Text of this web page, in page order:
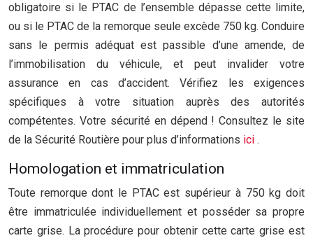
obligatoire si le PTAC de l’ensemble dépasse cette limite,
ou si le PTAC de la remorque seule excède 750 kg. Conduire
sans le permis adéquat est passible d’une amende, de
l’immobilisation du véhicule, et peut invalider votre
assurance en cas d’accident. Vérifiez les exigences
spécifiques à votre situation auprès des autorités
compétentes. Votre sécurité en dépend ! Consultez le site
de la Sécurité Routière pour plus d’informations ici .
Homologation et immatriculation
Toute remorque dont le PTAC est supérieur à 750 kg doit
être immatriculée individuellement et posséder sa propre
carte grise. La procédure pour obtenir cette carte grise est